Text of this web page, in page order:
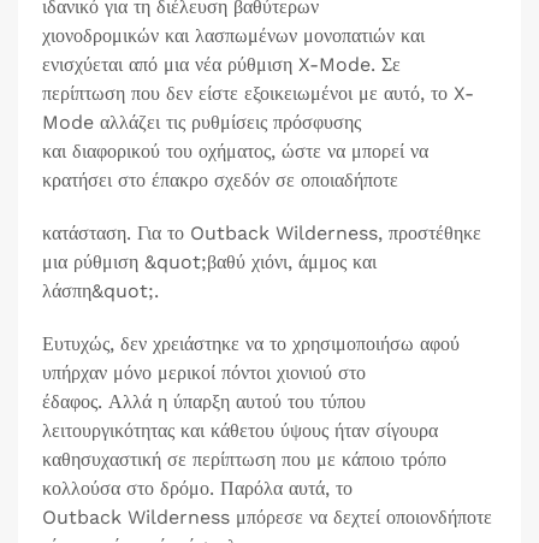
ιδανικό για τη διέλευση βαθύτερων
χιονοδρομικών και λασπωμένων μονοπατιών και
ενισχύεται από μια νέα ρύθμιση X-Mode. Σε
περίπτωση που δεν είστε εξοικειωμένοι με αυτό, το X-
Mode αλλάζει τις ρυθμίσεις πρόσφυσης
και διαφορικού του οχήματος, ώστε να μπορεί να
κρατήσει στο έπακρο σχεδόν σε οποιαδήποτε
κατάσταση. Για το Outback Wilderness, προστέθηκε
μια ρύθμιση &quot;βαθύ χιόνι, άμμος και
λάσπη&quot;.
Ευτυχώς, δεν χρειάστηκε να το χρησιμοποιήσω αφού
υπήρχαν μόνο μερικοί πόντοι χιονιού στο
έδαφος. Αλλά η ύπαρξη αυτού του τύπου
λειτουργικότητας και κάθετου ύψους ήταν σίγουρα
καθησυχαστική σε περίπτωση που με κάποιο τρόπο
κολλούσα στο δρόμο. Παρόλα αυτά, το
Outback Wilderness μπόρεσε να δεχτεί οποιονδήποτε